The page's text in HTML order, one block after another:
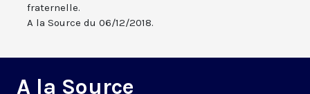
fraternelle.
A la Source du 06/12/2018.
A la Source